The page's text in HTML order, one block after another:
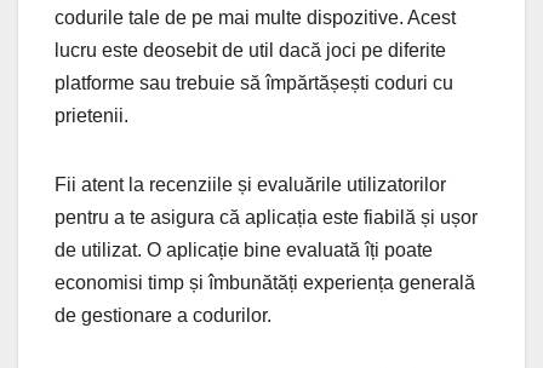
codurile tale de pe mai multe dispozitive. Acest
lucru este deosebit de util dacă joci pe diferite
platforme sau trebuie să împărtășești coduri cu
prietenii.
Fii atent la recenziile și evaluările utilizatorilor
pentru a te asigura că aplicația este fiabilă și ușor
de utilizat. O aplicație bine evaluată îți poate
economisi timp și îmbunătăți experiența generală
de gestionare a codurilor.